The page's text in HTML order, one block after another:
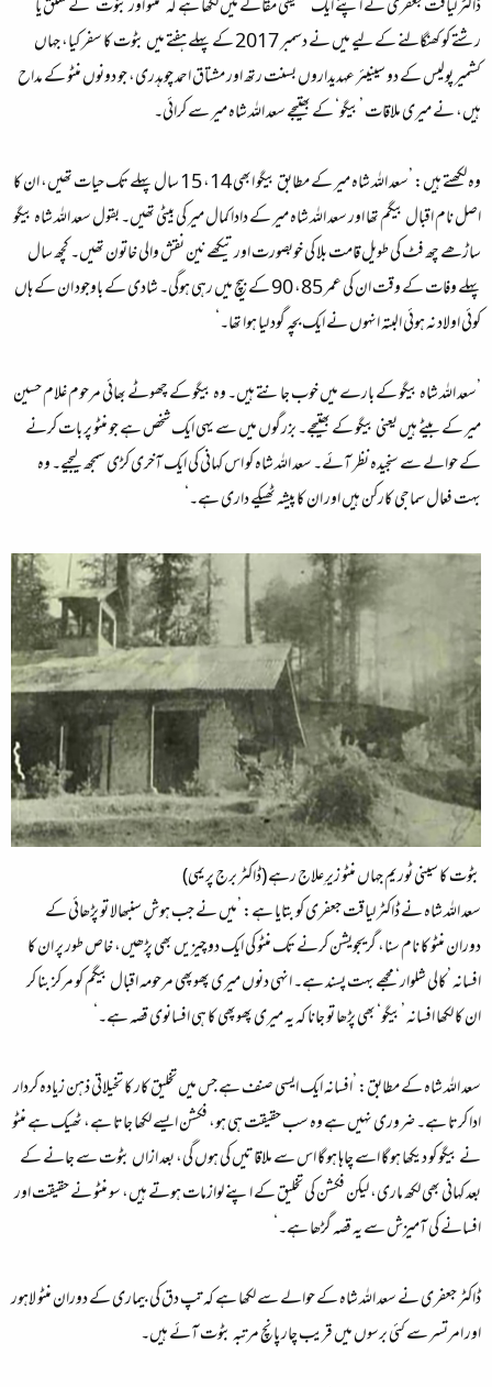
ڈاکٹر لیاقت جعفری نے اپنے ایک تحقیقی مقالے میں لکھا ہے کہ ’منٹو اور بٹوت‘ کے تعلق یا
رشتے کو کھنگالنے کے لیے میں نے دسمبر 2017 کے پہلے ہفتے میں بٹوت کا سفر کیا، جہاں
کشمیر پولیس کے دو سینیئر عہدیداروں بسنت رتھ اور مشتاق احمد چوہدری، جو دونوں منٹو کے مداح
ہیں، نے میری ملاقات ’بیگو‘ کے بھتیجے سعد اللہ شاہ میر سے کرائی۔
وہ لکھتے ہیں: ’سعد اللہ شاہ میر کے مطابق بیگو ابھی 14، 15 سال پہلے تک حیات تھیں، ان کا
اصل نام اقبال بیگم تھا اور سعد اللہ شاہ میر کے دادا کمال میر کی بیٹی تھیں۔ بقول سعد اللہ شاہ بیگو
ساڑھے چھ فٹ کی طویل قامت بلا کی خوبصورت اور تیکھے نین نقش والی خاتون تھیں۔ کچھ سال
پہلے وفات کے وقت ان کی عمر 85، 90 کے بیچ میں رہی ہوگی۔ شادی کے باوجود ان کے ہاں
کوئی اولاد نہ ہوئی البتہ انہوں نے ایک بچہ گود لیا ہوا تھا۔‘
’سعد اللہ شاہ بیگو کے بارے میں خوب جانتے ہیں۔ وہ بیگو کے چھوٹے بھائی مرحوم غلام حسین
میر کے بیٹے ہیں یعنی بیگو کے بھتیجے۔ بزرگوں میں سے یہی ایک شخص ہے جو منٹو پر بات کرنے
کے حوالے سے سنجیدہ نظر آئے۔ سعد اللہ شاہ کو اس کہانی کی ایک آخری کڑی سمجھ لیجیے۔ وہ
بہت فعال سماجی کارکن ہیں اور ان کا پیشہ ٹھیکے داری ہے۔‘
بٹوت کا سینی ٹوریم جہاں منٹو زیرِ علاج رہے (ڈاکٹر برج پریمی)
سعد اللہ شاہ نے ڈاکٹر لیاقت جعفری کو بتایا ہے: ’میں نے جب ہوش سنبھالا تو پڑھائی کے
دوران منٹو کا نام سنا، گریجویشن کرنے تک منٹو کی ایک دو چیزیں بھی پڑھیں، خاص طور پر ان کا
افسانہ ’کالی شلوار‘ مجھے بہت پسند ہے۔ انہی دنوں میری پھوپھی مرحومہ اقبال بیگم کو مرکز بنا کر
ان کا لکھا افسانہ ’بیگو‘ بھی پڑھا تو جانا کہ یہ میری پھوپھی کا ہی افسانوی قصہ ہے۔‘
سعد اللہ شاہ کے مطابق: ’افسانہ ایک ایسی صنف ہے جس میں تخلیق کار کا تخیلاتی ذہن زیادہ کردار
ادا کرتا ہے۔ ضروری نہیں ہے وہ سب حقیقت ہی ہو، فکشن ایسے لکھا جاتا ہے، ٹھیک ہے منٹو
نے بیگو کو دیکھا ہو گا اسے چاہا ہو گا اس سے ملاقاتیں کی ہوں گی، بعد ازاں بٹوت سے جانے کے
بعد کہانی بھی لکھ ماری، لیکن فکشن کی تخلیق کے اپنے لوازمات ہوتے ہیں، سو منٹو نے حقیقت اور
افسانے کی آمیزش سے یہ قصہ گڑھا ہے۔‘
ڈاکٹر جعفری نے سعد اللہ شاہ کے حوالے سے لکھا ہے کہ تپ دق کی بیماری کے دوران منٹو لاہور
اور امرتسر سے کئی برسوں میں قریب چار پانچ مرتبہ بٹوت آئے ہیں۔